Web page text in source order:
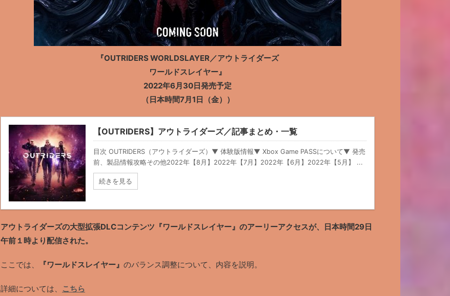
『OUTRIDERS WORLDSLAYER／アウトライダーズ
ワールドスレイヤー』
2022年6月30日発売予定
（日本時間7月1日（金））
【OUTRIDERS】アウトライダーズ／記事まとめ・一覧
目次 OUTRIDERS（アウトライダーズ）▼ 体験版情報▼ Xbox Game PASSについて▼ 発売
前、製品情報攻略その他2022年【8月】2022年【7月】2022年【6月】2022年【5月】 ...
続きを見る
アウトライダーズの大型拡張DLCコンテンツ『ワールドスレイヤー』のアーリーアクセスが、日本時間29日
午前１時より配信された。
ここでは、 『ワールドスレイヤー』 のバランス調整について、内容を説明。
詳細については、
こちら